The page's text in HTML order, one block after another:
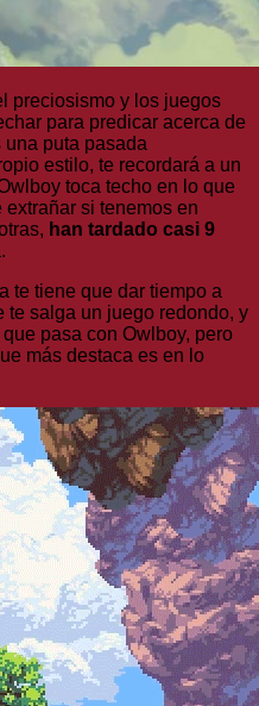
preciosismo y los juegos
para predicar acerca de
una puta pasada
estilo, te recordará a un
toca techo en lo que
si tenemos en
han tardado casi 9
te tiene que dar tiempo a
te salga un juego redondo, y
pasa con Owlboy, pero
más destaca es en lo